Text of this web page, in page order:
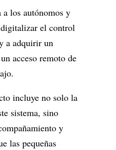
los autónomos y
digitalizar el control
a adquirir un
acceso remoto de
incluye no solo la
sistema, sino
y
las pequeñas